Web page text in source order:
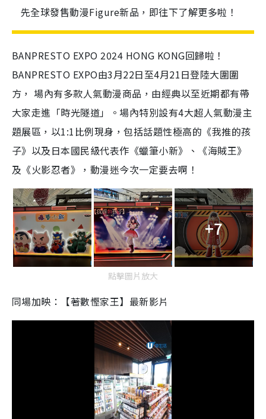
先全球發售動漫Figure新品，即往下了解更多啦！
BANPRESTO EXPO 2024 HONG KONG回歸啦！
BANPRESTO EXPO由3月22日至4月21日登陸大圍圍
方， 場內有多款人氣動漫商品，由經典以至近期都有帶
大家走進「時光隧道」。場內特別設有4大超人氣動漫主
題展區，以1:1比例現身，包括話題性極高的《我推的孩
子》以及日本國民級代表作《蠟筆小新》、《海賊王》
及《火影忍者》，動漫迷今次一定要去啊！
+7
點擊圖片放大
同場加映：【著數慳家王】最新影片